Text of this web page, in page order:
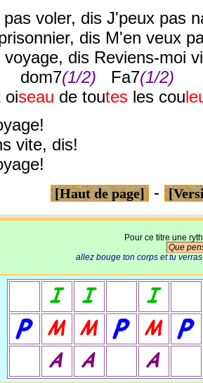
voler, dis J'peux pas
dis M'en veux
voyage, dis Reviens-moi
(1/2) Fa7(1/2)
oiseau de toutes les cou
vite, dis!
[Haut de page] -
Pour ce titre une
Que
allez bouge ton corps et tu